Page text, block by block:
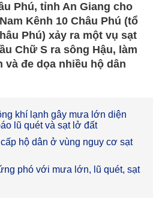
Phú, tỉnh An Giang cho
Kênh 10 Châu Phú (tổ
Phú) xảy ra một vụ sạt
Chữ S ra sông Hậu, làm
và đe dọa nhiều hộ dân
khí lạnh gây mưa lớn diện
lũ quét và sạt lở đất
hộ dân ở vùng nguy cơ sạt
phó với mưa lớn, lũ quét, sạt